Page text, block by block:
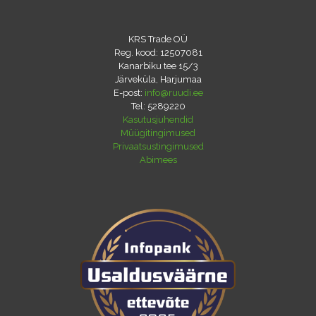
KRS Trade OÜ
Reg. kood: 12507081
Kanarbiku tee 15/3
Järveküla, Harjumaa
E-post: info@ruudi.ee
Tel: 5289220
Kasutusjuhendid
Müügitingimused
Privaatsustingimused
Abimees